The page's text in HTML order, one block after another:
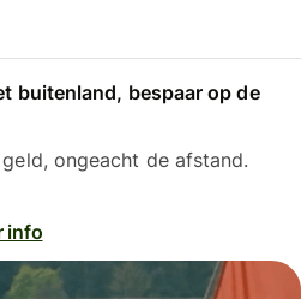
buitenland, bespaar op de
ongeacht de afstand.
info